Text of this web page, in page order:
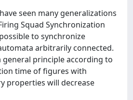
seen many generalizations
Squad Synchronization
to synchronize
arbitrarily connected.
general principle according to
time of figures with
properties will decrease